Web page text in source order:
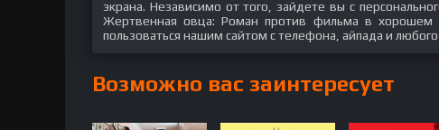
экрана. Независимо от того, зайдете вы с
Жертвенная овца: Роман против фильма в хорошем
пользоваться нашим сайтом с телефона, айпада и любого
Возможно вас заинтересует